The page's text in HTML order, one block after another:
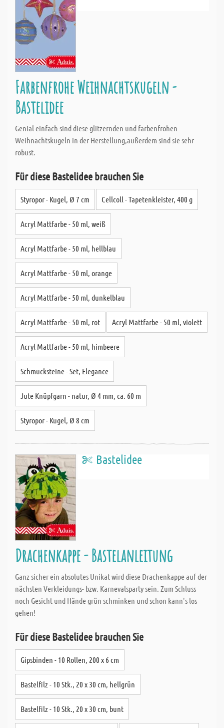
Farbenfrohe Weihnachtskugeln -
Bastelidee
Genial einfach sind diese glitzernden und farbenfrohen
Weihnachtskugeln in der Herstellung,außerdem sind sie sehr
robust.
Für diese Bastelidee brauchen Sie
Styropor - Kugel, Ø 7 cm Cellcoll - Tapetenkleister, 400 g
Acryl Mattfarbe - 50 ml, weiß
Acryl Mattfarbe - 50 ml, hellblau
Acryl Mattfarbe - 50 ml, orange
Acryl Mattfarbe - 50 ml, dunkelblau
Acryl Mattfarbe - 50 ml, rot Acryl Mattfarbe - 50 ml, violett
Acryl Mattfarbe - 50 ml, himbeere
Schmucksteine - Set, Elegance
Jute Knüpfgarn - natur, Ø 4 mm, ca. 60 m
Styropor - Kugel, Ø 8 cm
Bastelidee
Drachenkappe - Bastelanleitung
Ganz sicher ein absolutes Unikat wird diese Drachenkappe auf der
nächsten Verkleidungs- bzw. Karnevalsparty sein. Zum Schluss
noch Gesicht und Hände grün schminken und schon kann's los
gehen!
Für diese Bastelidee brauchen Sie
Gipsbinden - 10 Rollen, 200 x 6 cm
Bastelfilz - 10 Stk., 20 x 30 cm, hellgrün
Bastelfilz - 10 Stk., 20 x 30 cm, bunt